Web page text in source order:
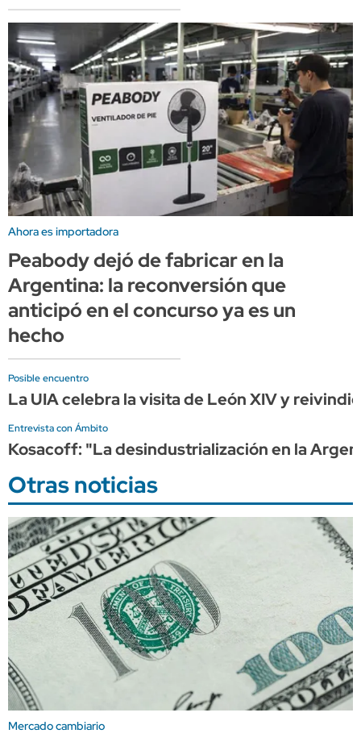
Ahora es importadora
Peabody dejó de fabricar en la
Argentina: la reconversión que
anticipó en el concurso ya es un
hecho
Posible encuentro
La UIA celebra la visita de León XIV y
Entrevista con Ámbito
Kosacoff: "La desindustrialización en la
Otras noticias
Mercado cambiario